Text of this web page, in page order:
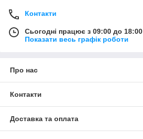
Контакти
Сьогодні працює з 09:00 до 18:00
Показати весь графік роботи
Про нас
Контакти
Доставка та оплата